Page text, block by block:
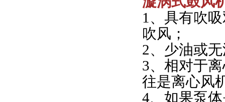
1、具有吹
吹风；
2、少油或
3、相对于
往是离心风
4、如果泵